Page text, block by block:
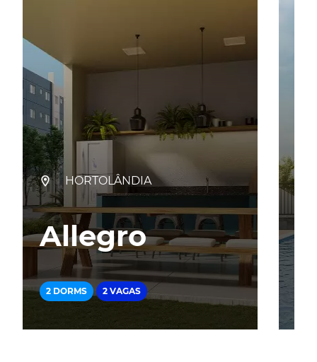
HORTOLÂNDIA
Allegro
2 DORMS 2 VAGAS